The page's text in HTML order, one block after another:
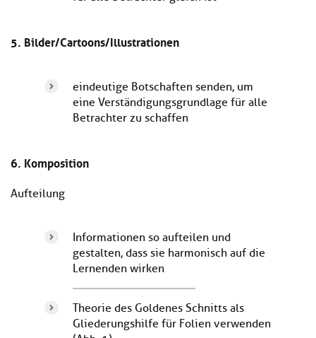
5. Bilder/Cartoons/Illustrationen
eindeutige Botschaften senden, um
eine Verständigungsgrundlage für alle
Betrachter zu schaffen
6. Komposition
Aufteilung
Informationen so aufteilen und
gestalten, dass sie harmonisch auf die
Lernenden wirken
Theorie des Goldenes Schnitts als
Gliederungshilfe für Folien verwenden